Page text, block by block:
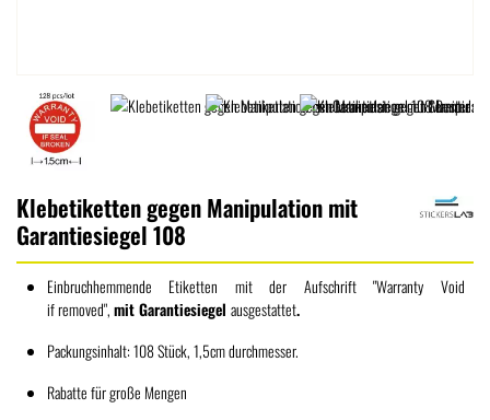
Klebetiketten gegen Manipulation mit
Garantiesiegel 108
Einbruchhemmende Etiketten mit der Aufschrift "Warranty Void
if removed",mit Garantiesiegel ausgestattet.
Packungsinhalt: 108 Stück, 1,5cm durchmesser.
Rabatte für große Mengen